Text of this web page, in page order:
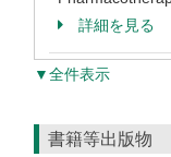
詳細を見る
▼全件表示
書籍等出版物